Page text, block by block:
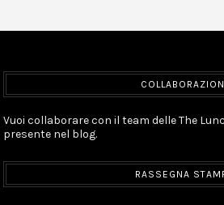
Vuoi collaborare con il team delle The
presente nel blog.
RASSEGNA